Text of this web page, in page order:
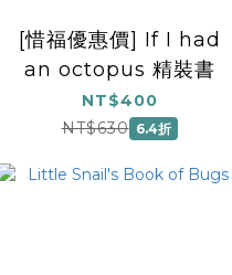
[惜福優惠價] If I had
an octopus 精裝書
NT$400
NT$630 6.4折